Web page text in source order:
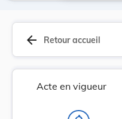
arrow_back Retour accueil
Acte en vigueur